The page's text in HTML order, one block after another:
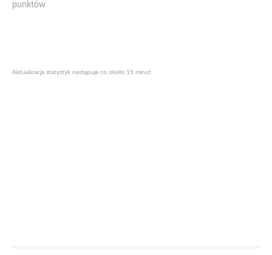
punktów
Aktualizacja statystyk następuje co około 15 minut.